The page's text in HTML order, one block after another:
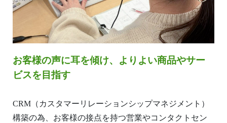
お客様の声に耳を傾け、よりよい商品やサー
ビスを目指す
CRM（カスタマーリレーションシップマネジメント）
構築の為、お客様の接点を持つ営業やコンタクトセン